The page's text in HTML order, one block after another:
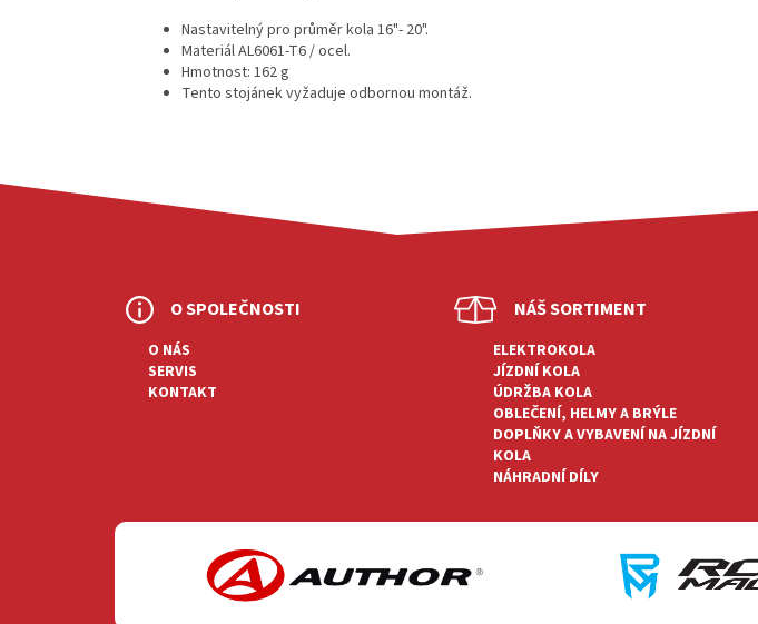
Nastavitelný pro průměr kola 16"- 20".
Materiál AL6061-T6 / ocel.
Hmotnost: 162 g
Tento stojánek vyžaduje odbornou montáž.
O SPOLEČNOSTI
O NÁS
SERVIS
KONTAKT
NÁŠ SORTIMENT
ELEKTROKOLA
JÍZDNÍ KOLA
ÚDRŽBA KOLA
OBLEČENÍ, HELMY A BRÝLE
DOPLŇKY A VYBAVENÍ NA JÍZDNÍ
KOLA
NÁHRADNÍ DÍLY